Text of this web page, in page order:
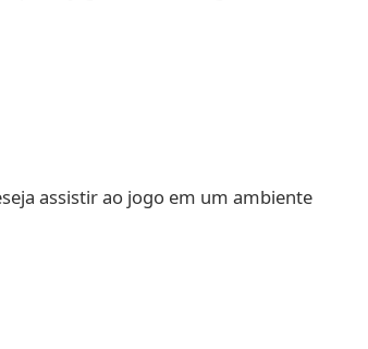
assistir ao jogo em um ambiente